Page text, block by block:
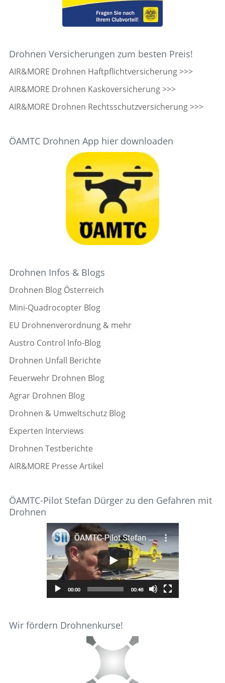
Drohnen Versicherungen zum besten Preis!
AIR&MORE Drohnen Haftpflichtversicherung >>>
AIR&MORE Drohnen Kaskoversicherung >>>
AIR&MORE Drohnen Rechtsschutzversicherung >>>
ÖAMTC Drohnen App hier downloaden
Drohnen Infos & Blogs
Drohnen Blog Österreich
Mini-Quadrocopter Blog
EU Drohnenverordnung & mehr
Austro Control Info-Blog
Drohnen Unfall Berichte
Feuerwehr Drohnen Blog
Agrar Drohnen Blog
Drohnen & Umweltschutz Blog
Experten Interviews
Drohnen Testberichte
AIR&MORE Presse Artikel
ÖAMTC-Pilot Stefan Dürger zu den Gefahren mit
Drohnen
Wir fördern Drohnenkurse!